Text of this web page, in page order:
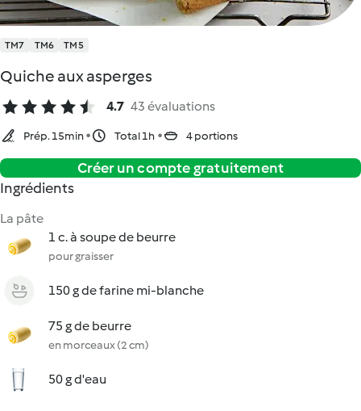
TM7 TM6 TM5
Quiche aux asperges
4.7 43 évaluations
Prép. 15min Total 1h 4 portions
Créer un compte gratuitement
Ingrédients
La pâte
1 c. à soupe de beurre
pour graisser
150 g de farine mi-blanche
75 g de beurre
en morceaux (2 cm)
50 g d'eau